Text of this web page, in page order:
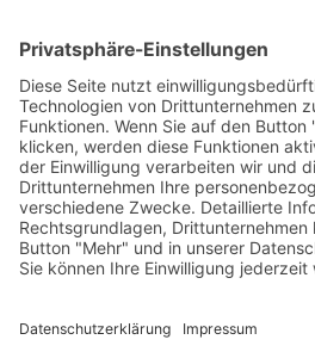
Adresse
Sanner Forum
Schillerstraße 80
64625 Bensheim
Kontakt
Silvia Gruß
06251/8036311